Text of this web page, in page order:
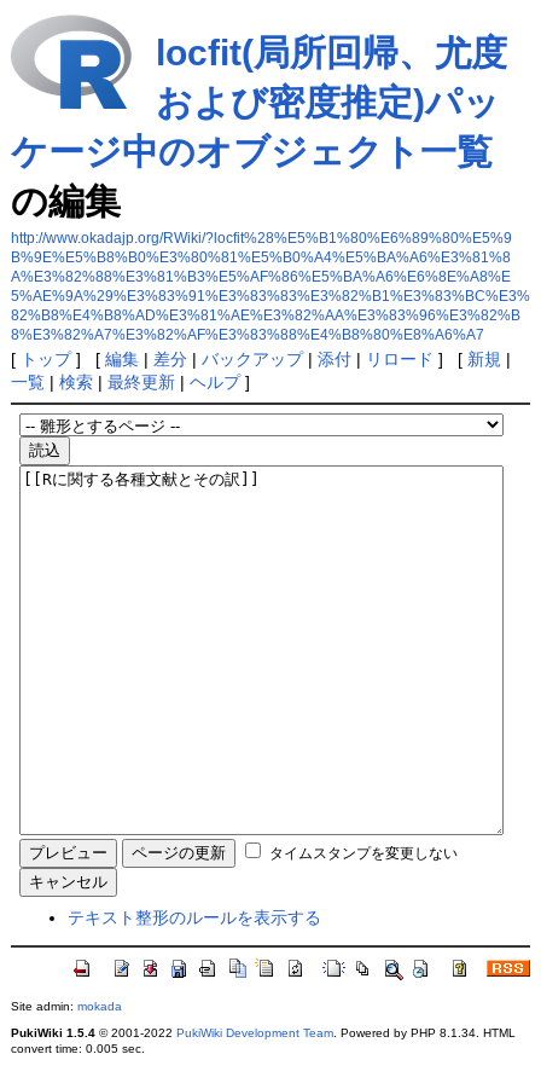
locfit(局所回帰、尤度
および密度推定)パッ
ケージ中のオブジェクト一覧
の編集
http://www.okadajp.org/RWiki/?locfit%28%E5%B1%80%E6%89%80%E5%9
B%9E%E5%B8%B0%E3%80%81%E5%B0%A4%E5%BA%A6%E3%81%8
A%E3%82%88%E3%81%B3%E5%AF%86%E5%BA%A6%E6%8E%A8%E
5%AE%9A%29%E3%83%91%E3%83%83%E3%82%B1%E3%83%BC%E3%
82%B8%E4%B8%AD%E3%81%AE%E3%82%AA%E3%83%96%E3%82%B
8%E3%82%A7%E3%82%AF%E3%83%88%E4%B8%80%E8%A6%A7
[ トップ] [ 編集| 差分| バックアップ| 添付| リロード ] [ 新規 |
一覧| 検索| 最終更新| ヘルプ]
タイムスタンプを変更しない
テキスト整形のルールを表示する
Site admin: mokada
PukiWiki 1.5.4© 2001-2022 PukiWiki Development Team. Powered by PHP 8.1.34. HTML
convert time: 0.005 sec.